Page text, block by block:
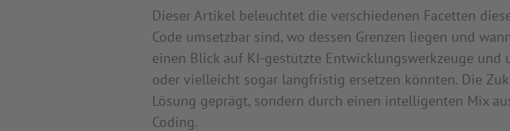
Dieser Artikel beleuchtet die verschiedenen Facetten
Code umsetzbar sind, wo dessen Grenzen liegen und
einen Blick auf KI-gestützte Entwicklungswerkzeuge und
oder vielleicht sogar langfristig ersetzen könnten. Die
Lösung geprägt, sondern durch einen intelligenten Mix
Coding.